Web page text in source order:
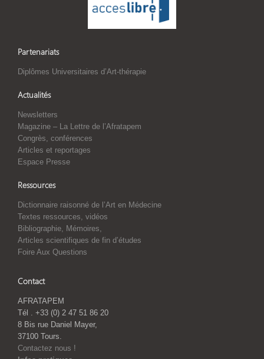
Partenariats
Diplômes Universitaires d’Art-thérapie
Actualités
Newsletters
Magazine – La Lettre de l’Afratapem
Congrès, conférences
Articles et reportages
Espace Presse
Ressources
Dictionnaire raisonné de l’Art en Médecine
Textes ressources, vidéos
Bibliographie, Mémoires,
Articles scientifiques de fin d’études
Foire Aux Questions
Contact
AFRATAPEM
Tél . +33 (0) 2 47 51 86 20
8 Bis rue Daniel Mayer,
37100 Tours.
Contactez nous !